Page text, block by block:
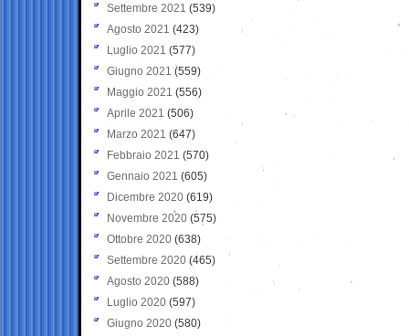
Settembre 2021 (539)
Agosto 2021 (423)
Luglio 2021 (577)
Giugno 2021(559)
Maggio 2021 (556)
Aprile 2021 (506)
Marzo 2021 (647)
Febbraio 2021 (570)
Gennaio 2021 (605)
Dicembre 2020 (619)
Novembre 2020 (575)
Ottobre 2020 (638)
Settembre 2020(465)
Agosto 2020 (588)
Luglio 2020 (597)
Giugno 2020 (580)